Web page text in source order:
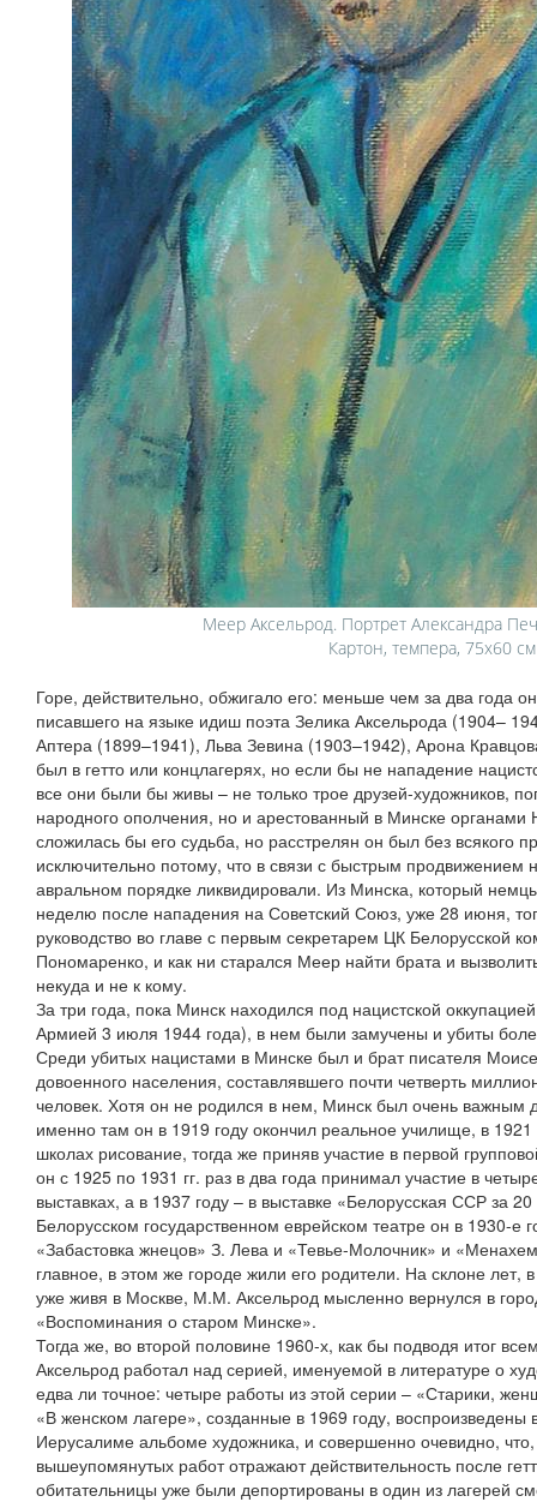
Меер Аксельрод. Портрет Александра
Картон, темпера, 75x60 см
Горе, действительно, обжигало его: меньше чем за два года
писавшего на языке идиш поэта Зелика Аксельрода (1904–
Аптера (1899–1941), Льва Зевина (1903–1942), Арона
был в гетто или концлагерях, но если бы не нападение
все они были бы живы – не только трое друзей-художников,
народного ополчения, но и арестованный в Минске органами
сложилась бы его судьба, но расстрелян он был без всякого
исключительно потому, что в связи с быстрым продвижением
авральном порядке ликвидировали. Из Минска, который
неделю после нападения на Советский Союз, уже 28 июня,
руководство во главе с первым секретарем ЦК Белорусской
Пономаренко, и как ни старался Меер найти брата и
некуда и не к кому.
За три года, пока Минск находился под нацистской
Армией 3 июля 1944 года), в нем были замучены и убиты
Среди убитых нацистами в Минске был и брат писателя
довоенного населения, составлявшего почти четверть
человек. Хотя он не родился в нем, Минск был очень важным
именно там он в 1919 году окончил реальное училище, в
школах рисование, тогда же приняв участие в первой
он с 1925 по 1931 гг. раз в два года принимал участие в
выставках, а в 1937 году – в выставке «Белорусская ССР за
Белорусском государственном еврейском театре он в 1930-е
«Забастовка жнецов» З. Лева и «Тевье-Молочник» и
главное, в этом же городе жили его родители. На склоне лет,
уже живя в Москве, М.М. Аксельрод мысленно вернулся в
«Воспоминания о старом Минске».
Тогда же, во второй половине 1960-х, как бы подводя итог
Аксельрод работал над серией, именуемой в литературе о
едва ли точное: четыре работы из этой серии – «Старики,
«В женском лагере», созданные в 1969 году, воспроизведены
Иерусалиме альбоме художника, и совершенно очевидно,
вышеупомянутых работ отражают действительность после
обитательницы уже были депортированы в один из лагерей